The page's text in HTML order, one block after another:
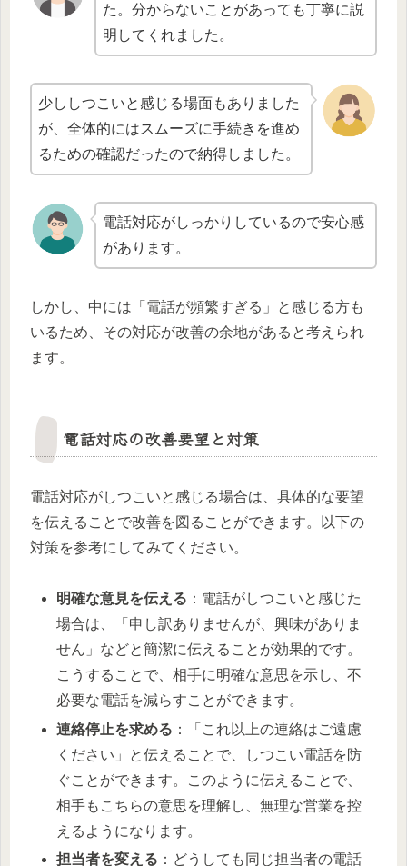
た。分からないことがあっても丁寧に説
明してくれました。
少ししつこいと感じる場面もありました
が、全体的にはスムーズに手続きを進め
るための確認だったので納得しました。
電話対応がしっかりしているので安心感
があります。
しかし、中には「電話が頻繁すぎる」と感じる方も
いるため、その対応が改善の余地があると考えられ
ます。
電話対応の改善要望と対策
電話対応がしつこいと感じる場合は、具体的な要望
を伝えることで改善を図ることができます。以下の
対策を参考にしてみてください。
明確な意見を伝える ：電話がしつこいと感じた
場合は、「申し訳ありませんが、興味がありま
せん」などと簡潔に伝えることが効果的です。
こうすることで、相手に明確な意思を示し、不
必要な電話を減らすことができます。
連絡停止を求める ：「これ以上の連絡はご遠慮
ください」と伝えることで、しつこい電話を防
ぐことができます。このように伝えることで、
相手もこちらの意思を理解し、無理な営業を控
えるようになります。
担当者を変える ：どうしても同じ担当者の電話